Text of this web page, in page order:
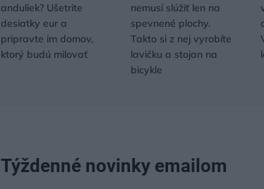
anduliek? Ušetrite
desiatky eur a
pripravte im domov,
ktorý budú milovať
nemusí slúžiť len na
spevnené plochy.
Takto si z nej vyrobíte
lavičku a stojan na
bicykle
Týždenné novinky emailom